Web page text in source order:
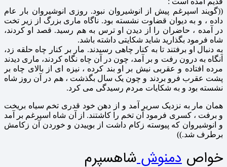
((گویند اسپرغم پیش از انوشیروان نبود. روزى انوشیروان بار عام
داده ، و به دیوان قضاوت نشسته بود. ناگاه مارى بزرگ از زیر تخت
در آمده ، حاضران را از دیدن او ترس به هم رسید. قصد او کردند،
شاه فرمود بگذارید شاید شکایتى داشته باشد.
به دنبال او برفتند تا به کنار چاهى رسیدند. مار بر کنار چاه حلقه زد،
آنگاه به درون رفت و بر آمد، چون در آن چاه نگاه کردند، مارى دیدند
مرده افتاده و عقربى نیش بر او بند کرده ، نیزه اى از بالاى چاه بر
پشت عقرب فرو بردند و چون یک سال بگذشت ، هم در آن روز شاه
نشسته بود و به شکایات مردم رسیدگى مى کرد.
همان مار به نزدیک سریر آمد و از دهن خود قدرى تخم سیاه بریخت
و برفت ، کسرى فرمود آن تخم را کاشتند. از آن شاه اسپرغم بر آمد
و انوشیروان که پیوسته زکام داشت از بوییدن و خوردن آن زکامش
برطرف شد.))
خواص دمنوششاهسپرم